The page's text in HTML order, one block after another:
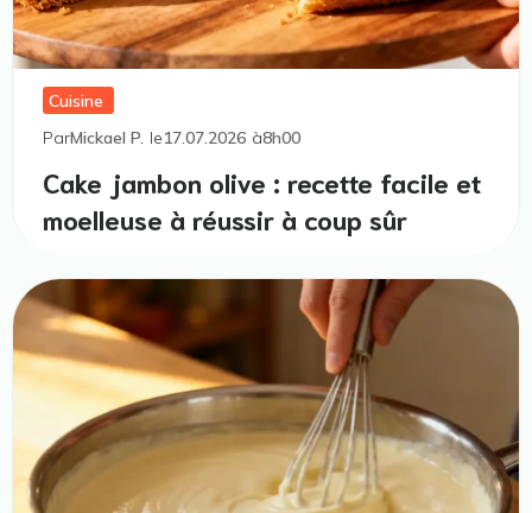
Cuisine
ParMickael P. le17.07.2026 à8h00
Cake jambon olive : recette facile et
moelleuse à réussir à coup sûr